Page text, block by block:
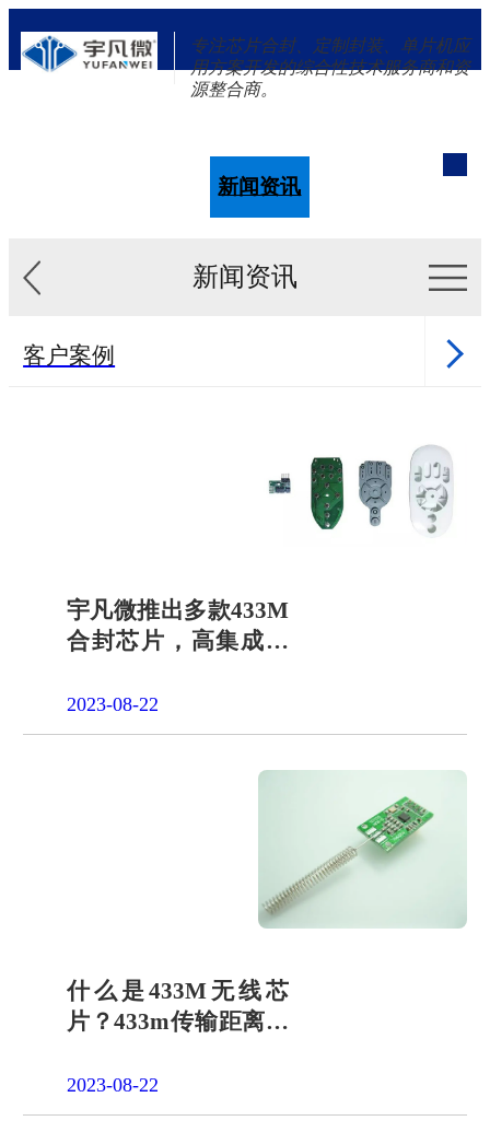
专注芯片合封、定制封装、单片机应
用方案开发的综合性技术服务商和资
源整合商。
新闻资讯
新闻资讯
客户案例
开发
社会责任
宇凡微推出多款433M
合封芯片，高集成省
2023-08-22
什么是433M无线芯
片？433m传输距离有
2023-08-22